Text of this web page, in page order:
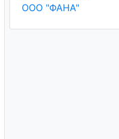
ООО "ФАНА"